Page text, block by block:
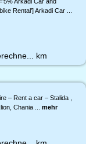
Rental’] Arkadi Car ...
km
– Rent a car – Stalida ,
Chania ... mehr